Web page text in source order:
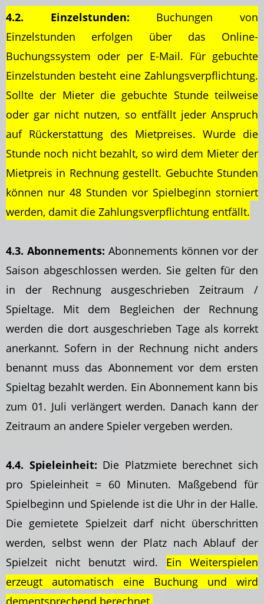
4.2. Einzelstunden: Buchungen von
Einzelstunden erfolgen über das Online-
Buchungssystem oder per E-Mail. Für gebuchte
Einzelstunden besteht eine Zahlungsverpflichtung.
Sollte der Mieter die gebuchte Stunde teilweise
oder gar nicht nutzen, so entfällt jeder Anspruch
auf Rückerstattung des Mietpreises. Wurde die
Stunde noch nicht bezahlt, so wird dem Mieter der
Mietpreis in Rechnung gestellt. Gebuchte Stunden
können nur 48 Stunden vor Spielbeginn storniert
werden, damit die Zahlungsverpflichtung entfällt.
4.3. Abonnements: Abonnements können vor der
Saison abgeschlossen werden. Sie gelten für den
in der Rechnung ausgeschrieben Zeitraum /
Spieltage. Mit dem Begleichen der Rechnung
werden die dort ausgeschrieben Tage als korrekt
anerkannt. Sofern in der Rechnung nicht anders
benannt muss das Abonnement vor dem ersten
Spieltag bezahlt werden. Ein Abonnement kann bis
zum 01. Juli verlängert werden. Danach kann der
Zeitraum an andere Spieler vergeben werden.
4.4. Spieleinheit: Die Platzmiete berechnet sich
pro Spieleinheit = 60 Minuten. Maßgebend für
Spielbeginn und Spielende ist die Uhr in der Halle.
Die gemietete Spielzeit darf nicht überschritten
werden, selbst wenn der Platz nach Ablauf der
Spielzeit nicht benutzt wird. Ein Weiterspielen
erzeugt automatisch eine Buchung und wird
dementsprechend berechnet.